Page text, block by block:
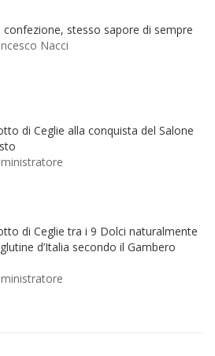
confezione, stesso sapore di sempre
Nacci
di Ceglie alla conquista del Salone
di Ceglie tra i 9 Dolci naturalmente
d’Italia secondo il Gambero